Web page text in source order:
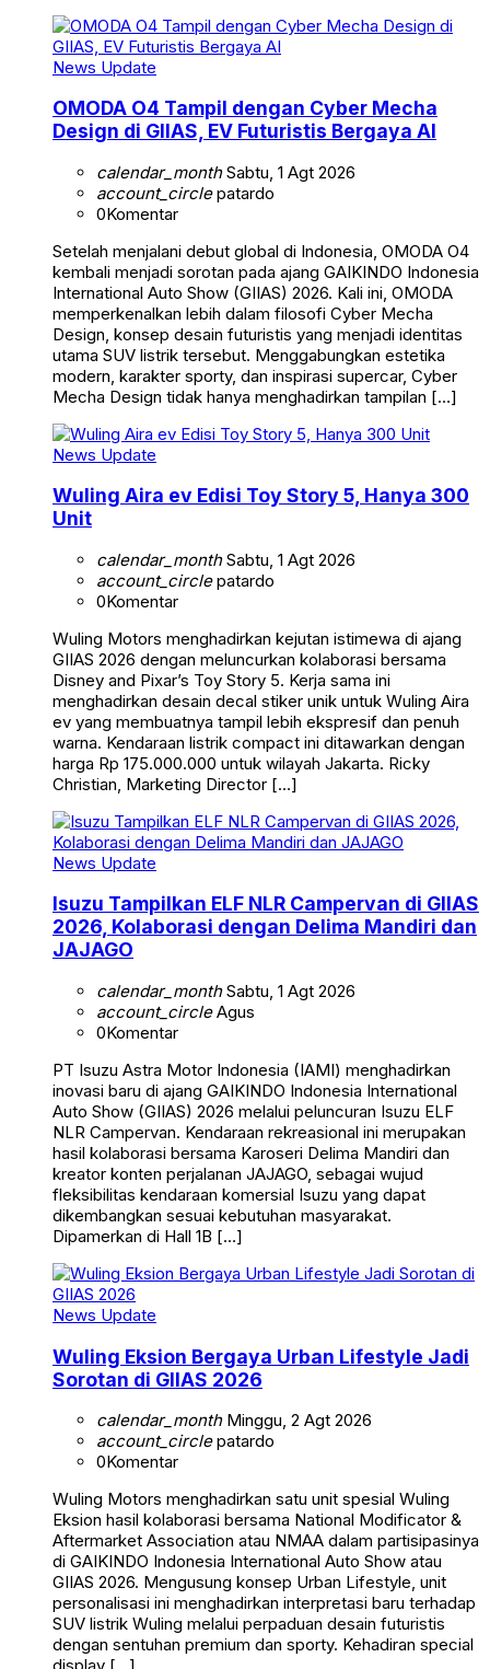
News Update
OMODA O4 Tampil dengan Cyber Mecha
Design di GIIAS, EV Futuristis Bergaya AI
calendar_monthSabtu, 1 Agt 2026
account_circlepatardo
0Komentar
Setelah menjalani debut global di Indonesia, OMODA O4
kembali menjadi sorotan pada ajang GAIKINDO Indonesia
International Auto Show (GIIAS) 2026. Kali ini, OMODA
memperkenalkan lebih dalam filosofi Cyber Mecha
Design, konsep desain futuristis yang menjadi identitas
utama SUV listrik tersebut. Menggabungkan estetika
modern, karakter sporty, dan inspirasi supercar, Cyber
Mecha Design tidak hanya menghadirkan tampilan […]
News Update
Wuling Aira ev Edisi Toy Story 5, Hanya 300
Unit
calendar_monthSabtu, 1 Agt 2026
account_circlepatardo
0Komentar
Wuling Motors menghadirkan kejutan istimewa di ajang
GIIAS 2026 dengan meluncurkan kolaborasi bersama
Disney and Pixar’s Toy Story 5. Kerja sama ini
menghadirkan desain decal stiker unik untuk Wuling Aira
ev yang membuatnya tampil lebih ekspresif dan penuh
warna. Kendaraan listrik compact ini ditawarkan dengan
harga Rp 175.000.000 untuk wilayah Jakarta. Ricky
Christian, Marketing Director […]
News Update
Isuzu Tampilkan ELF NLR Campervan di GIIAS
2026, Kolaborasi dengan Delima Mandiri dan
JAJAGO
calendar_monthSabtu, 1 Agt 2026
account_circleAgus
0Komentar
PT Isuzu Astra Motor Indonesia (IAMI) menghadirkan
inovasi baru di ajang GAIKINDO Indonesia International
Auto Show (GIIAS) 2026 melalui peluncuran Isuzu ELF
NLR Campervan. Kendaraan rekreasional ini merupakan
hasil kolaborasi bersama Karoseri Delima Mandiri dan
kreator konten perjalanan JAJAGO, sebagai wujud
fleksibilitas kendaraan komersial Isuzu yang dapat
dikembangkan sesuai kebutuhan masyarakat.
Dipamerkan di Hall 1B […]
News Update
Wuling Eksion Bergaya Urban Lifestyle Jadi
Sorotan di GIIAS 2026
calendar_monthMinggu, 2 Agt 2026
account_circlepatardo
0Komentar
Wuling Motors menghadirkan satu unit spesial Wuling
Eksion hasil kolaborasi bersama National Modificator &
Aftermarket Association atau NMAA dalam partisipasinya
di GAIKINDO Indonesia International Auto Show atau
GIIAS 2026. Mengusung konsep Urban Lifestyle, unit
personalisasi ini menghadirkan interpretasi baru terhadap
SUV listrik Wuling melalui perpaduan desain futuristis
dengan sentuhan premium dan sporty. Kehadiran special